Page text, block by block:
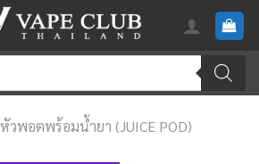
หัวพอตพร้อมน้ำยา (JUICE POD)